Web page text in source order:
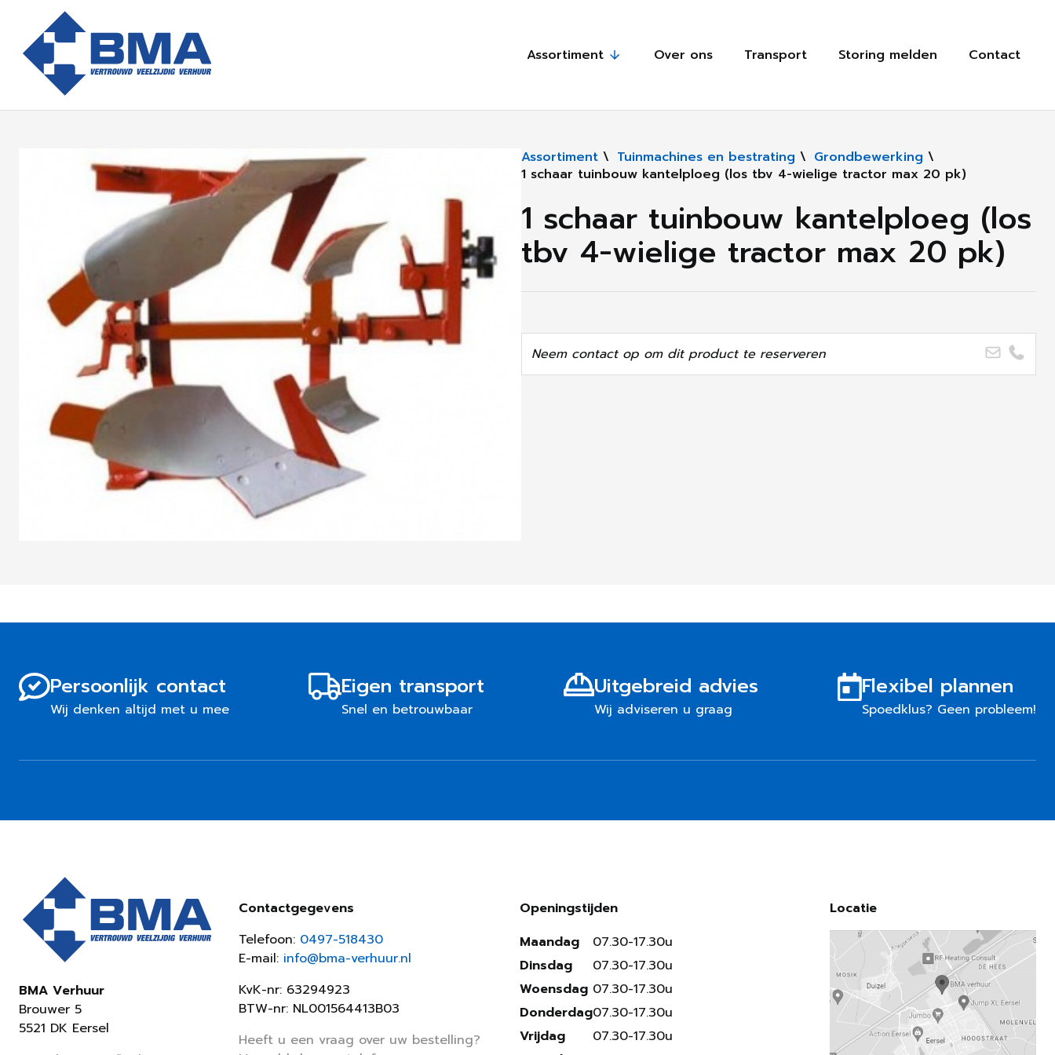
Assortiment Over ons Transport Storing melden Contact
Assortiment \ Tuinmachines en bestrating \ Grondbewerking \
1 schaar tuinbouw kantelploeg (los tbv 4-wielige tractor max 20 pk)
1 schaar tuinbouw kantelploeg (los
tbv 4-wielige tractor max 20 pk)
Neem contact op om dit product te reserveren
Persoonlijk contact
Wij denken altijd met u mee
Eigen transport
Snel en betrouwbaar
Uitgebreid advies
Wij adviseren u graag
Flexibel plannen
Spoedklus? Geen probleem!
BMA Verhuur
Brouwer 5
5521 DK Eersel
Contactgegevens
Telefoon: 0497-518430
E-mail: info@bma-verhuur.nl
KvK-nr: 63294923
BTW-nr: NL001564413B03
Heeft u een vraag over uw bestelling?
Openingstijden
Maandag
Dinsdag
Woensdag
Donderdag
Vrijdag
07.30-17.30u
07.30-17.30u
07.30-17.30u
07.30-17.30u
07.30-17.30u
Locatie